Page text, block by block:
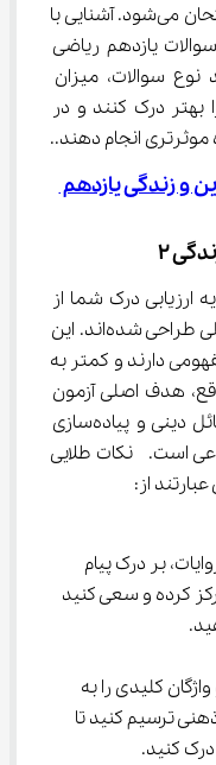
افزایش سرعت یادآوری در جلسه امتحان می‌شود. آشنایی با
یازدهم ریاضی
بتوانند نوع سوالات، میزان
صحیح پاسخ‌گویی را بهتر درک کنند و در
انجام دهند..
و زندگی یازدهم
۲
دین و زندگی ۲ بر پایه ارزیابی درک شما از
مفاهیم اعتقادی، اخلاقی و احکام عملی طراحی شده‌اند. این
دارند و کمتر به
در واقع، هدف اصلی آزمون
سنجش توانایی شما در تحلیل مسائل دینی و پیاده‌سازی
است.  نکات طلایی
از:
آیات و روایات، بر درک پیام
کلیدی آن‌ها تمرکز کرده و سعی کنید
کلیدی را به
ترسیم کنید تا